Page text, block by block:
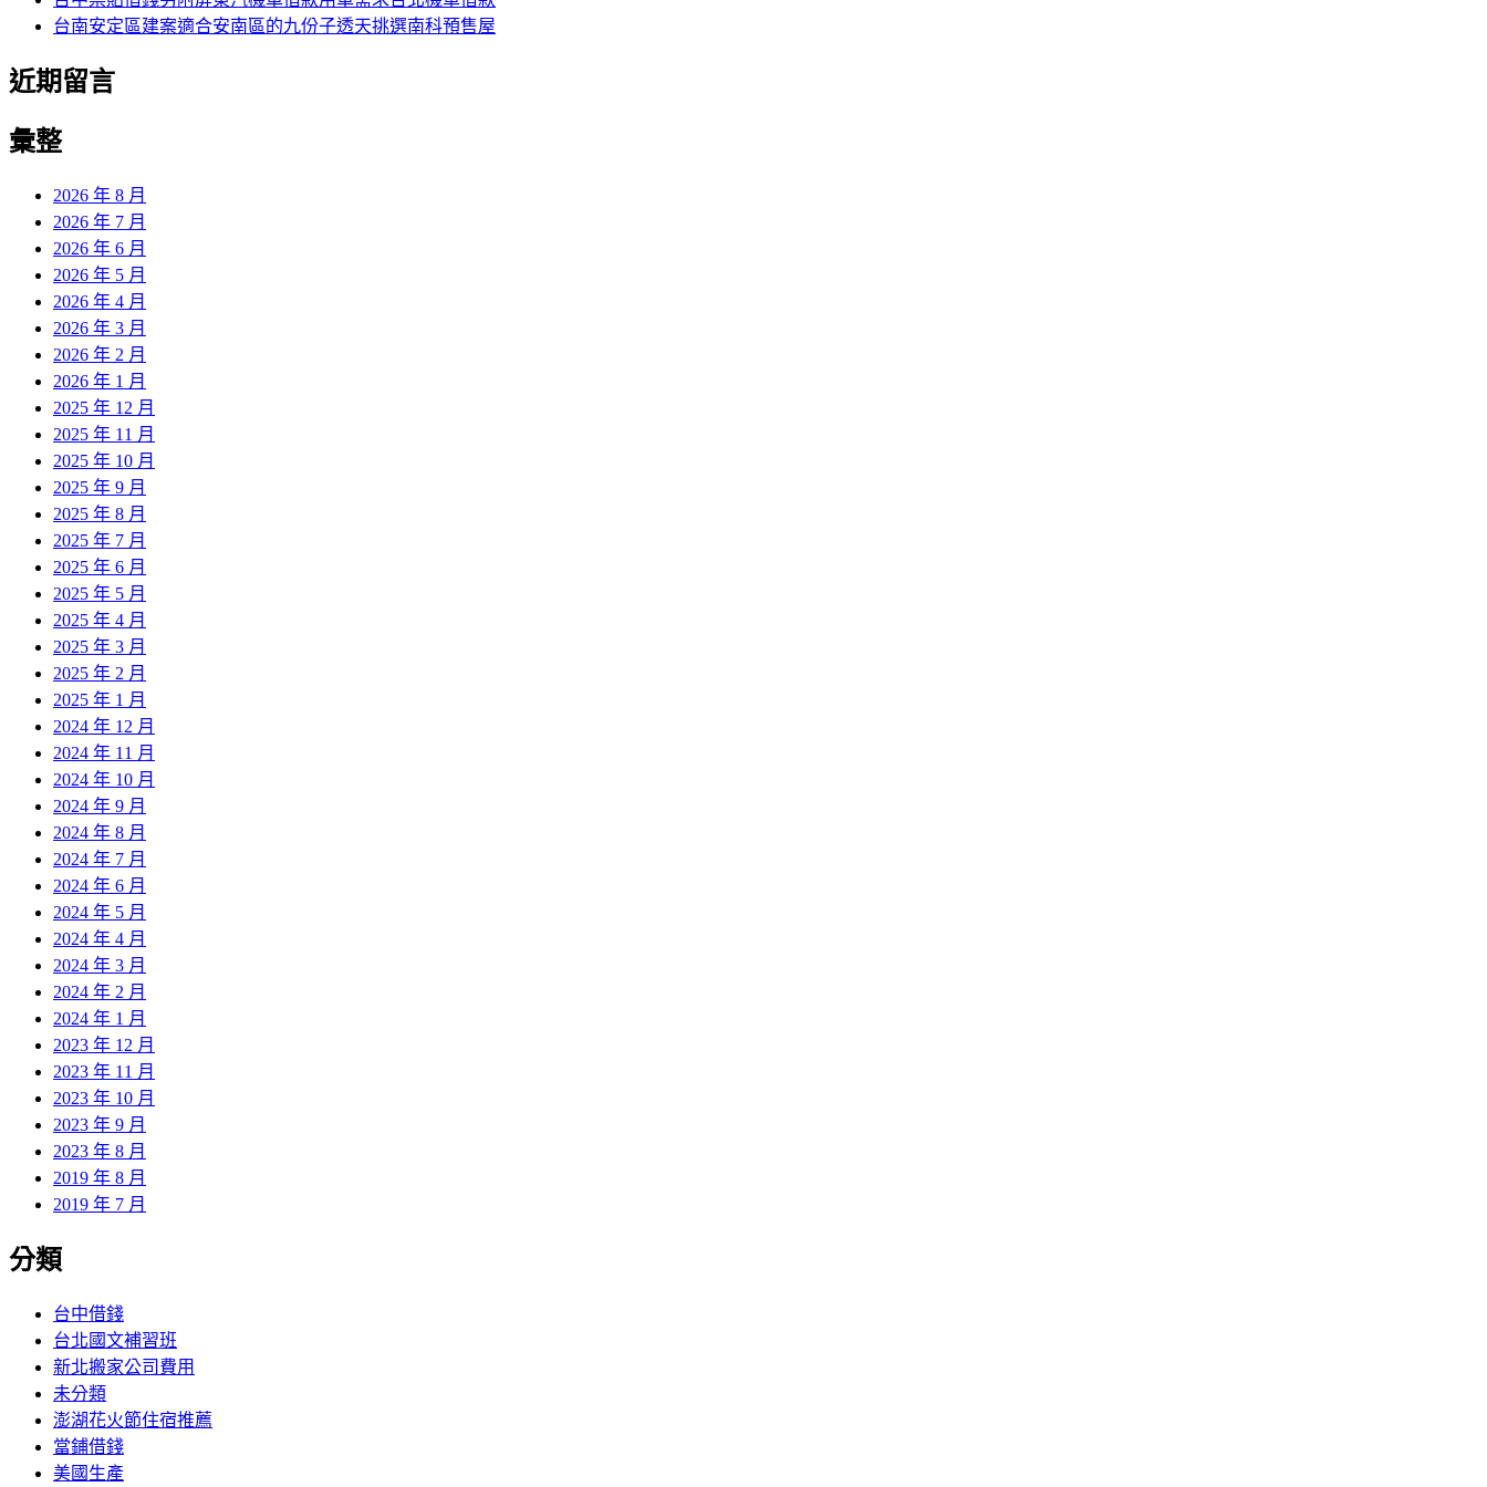
台南安定區建案適合安南區的九份子透天挑選南科預售屋
近期留言
彙整
2026 年 8 月
2026 年 7 月
2026 年 6 月
2026 年 5 月
2026 年 4 月
2026 年 3 月
2026 年 2 月
2026 年 1 月
2025 年 12 月
2025 年 11 月
2025 年 10 月
2025 年 9 月
2025 年 8 月
2025 年 7 月
2025 年 6 月
2025 年 5 月
2025 年 4 月
2025 年 3 月
2025 年 2 月
2025 年 1 月
2024 年 12 月
2024 年 11 月
2024 年 10 月
2024 年 9 月
2024 年 8 月
2024 年 7 月
2024 年 6 月
2024 年 5 月
2024 年 4 月
2024 年 3 月
2024 年 2 月
2024 年 1 月
2023 年 12 月
2023 年 11 月
2023 年 10 月
2023 年 9 月
2023 年 8 月
2019 年 8 月
2019 年 7 月
分類
台中借錢
台北國文補習班
新北搬家公司費用
未分類
澎湖花火節住宿推薦
當鋪借錢
美國生產